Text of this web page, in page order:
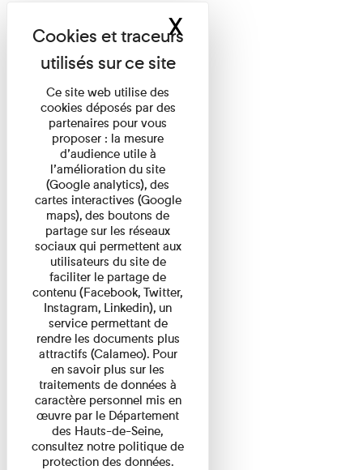
Ce site web utilise des
cookies déposés par des
partenaires pour vous
proposer : la mesure
d’audience utile à
l’amélioration du site
(Google analytics), des
cartes interactives (Google
maps), des boutons de
partage sur les réseaux
sociaux qui permettent aux
utilisateurs du site de
faciliter le partage de
contenu (Facebook, Twitter,
Instagram, Linkedin), un
service permettant de
rendre les documents plus
attractifs (Calameo). Pour
en savoir plus sur les
traitements de données à
caractère personnel mis en
œuvre par le Département
des Hauts-de-Seine,
consultez notre politique de
protection des données.
XMasquer le